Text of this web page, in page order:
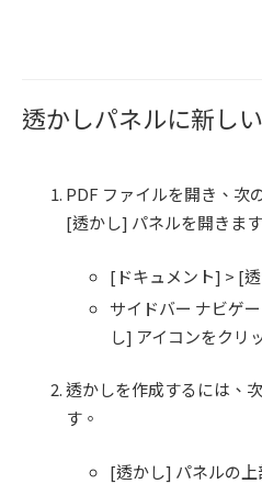
透かしパネルに新し
PDF ファイルを開き、次
[透かし] パネルを開きます
[ドキュメント] > [
サイドバー ナビゲ
し] アイコンをクリ
透かしを作成するには、
す。
[透かし] パネルの上